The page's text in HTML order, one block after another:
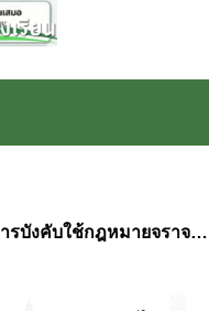
กทม. เร่งขยายจุดติดตั้งกล้อง CCTV ทั่วกรุง สนับสนุนการบังคับใช้กฎหมายจราจร-เพิ่มความปลอดภัยให้ประชาชน